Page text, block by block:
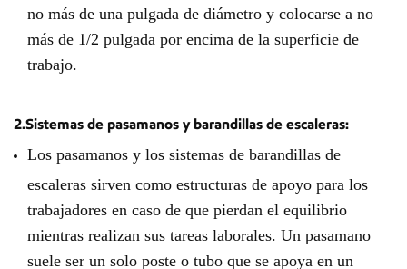
no más de una pulgada de diámetro y colocarse a no
más de 1/2 pulgada por encima de la superficie de
trabajo.
2.Sistemas de pasamanos y barandillas de escaleras:
Los pasamanos y los sistemas de barandillas de
escaleras sirven como estructuras de apoyo para los
trabajadores en caso de que pierdan el equilibrio
mientras realizan sus tareas laborales. Un pasamano
suele ser un solo poste o tubo que se apoya en un